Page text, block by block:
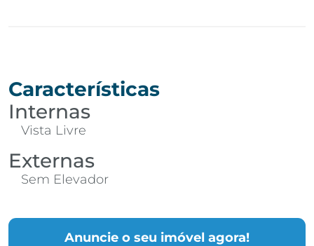
Anuncie o seu imóvel agora!
Características
Internas
Vista Livre
Externas
Sem Elevador